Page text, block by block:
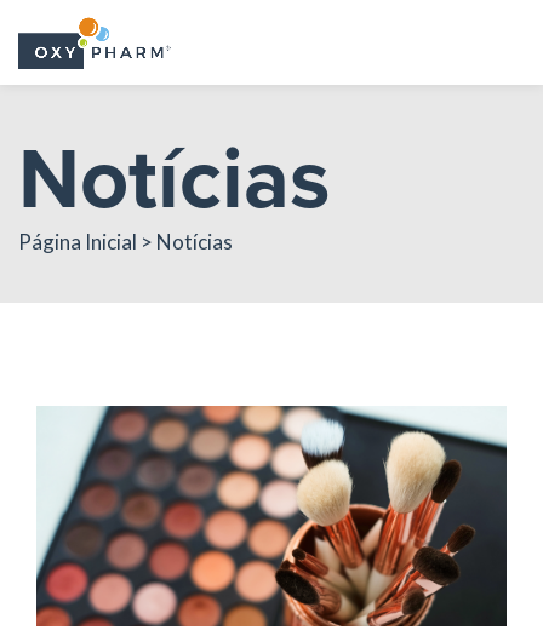
content
Notícias
Página Inicial > Notícias